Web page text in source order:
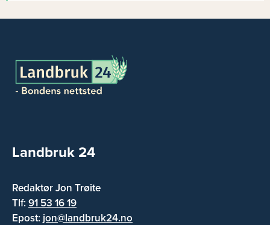
Landbruk 24
Redaktør Jon Trøite
Tlf:91 53 16 19
Epost: jon@landbruk24.no